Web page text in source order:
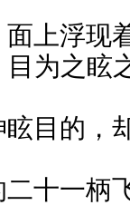
上浮现
为之眩
目的，
十一柄